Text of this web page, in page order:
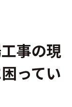
事の現
ってい